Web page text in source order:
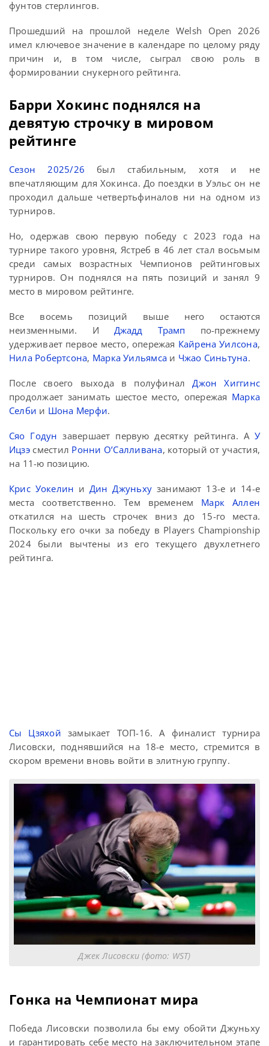
фунтов стерлингов.
Прошедший на прошлой неделе Welsh Open 2026
имел ключевое значение в календаре по целому ряду
причин и, в том числе, сыграл свою роль в
формировании снукерного рейтинга.
Барри Хокинс поднялся на
девятую строчку в мировом
рейтинге
Сезон 2025/26 был стабильным, хотя и не
впечатляющим для Хокинса. До поездки в Уэльс он не
проходил дальше четвертьфиналов ни на одном из
турниров.
Но, одержав свою первую победу с 2023 года на
турнире такого уровня, Ястреб в 46 лет стал восьмым
среди самых возрастных Чемпионов рейтинговых
турниров. Он поднялся на пять позиций и занял 9
место в мировом рейтинге.
Все восемь позиций выше него остаются
неизменными. И Джадд Трамп по-прежнему
удерживает первое место, опережая Кайрена Уилсона,
Нила Робертсона, Марка Уильямсаи Чжао Синьтуна.
После своего выхода в полуфиналДжон Хиггинс
продолжает занимать шестое место, опережая Марка
Селби и Шона Мерфи.
Сяо Годун завершает первую десятку рейтинга. А У
Ицзэсместил Ронни О’Салливана, который от участия,
на 11-ю позицию.
Крис Уокелин иДин Джуньху занимают 13-е и 14-е
места соответственно. Тем временем Марк Аллен
откатился на шесть строчек вниз до 15-го места.
Поскольку его очки за победу в Players Championship
2024 были вычтены из его текущего двухлетнего
рейтинга.
Сы Цзяхой замыкает ТОП-16. А финалист турнира
Лисовски, поднявшийся на 18-е место, стремится в
скором времени вновь войти в элитную группу.
Джек Лисовски (фото: WST)
Гонка на Чемпионат мира
Победа Лисовски позволила бы ему обойти Джуньху
и гарантировать себе место на заключительном этапе